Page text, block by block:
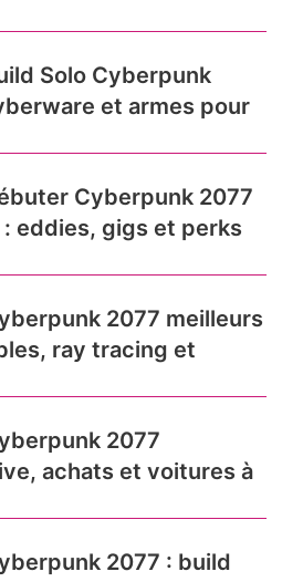
Solo Cyberpunk
et armes pour
Cyberpunk 2077
: eddies, gigs et perks
2077 meilleurs
ray tracing et
2077
achats et voitures à
2077 : build